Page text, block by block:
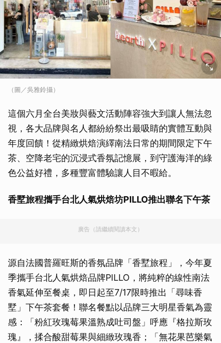
（圖／吳雅鈴攝）
這個六月全台美妝與藝文活動陣容強大到讓人無法忽
視，各大品牌與名人都紛紛祭出最吸睛的實體互動與
年度回饋！從精緻烘焙演繹南法日常的期間限定下午
茶、空降老宅的沉浸式香氛記憶展，到守護海洋的綠
色公益好禮，多種豐富體驗讓人目不暇給。
香墅旅程攜手台北人氣烘焙坊PILLO推出聯名下午茶
廣告（請繼續閱讀本文）
源自法國普羅旺斯的香氛品牌「香墅旅程」，今年夏
季攜手台北人氣烘焙品牌PILLO，將純粹的線性南法
香氣延伸至餐桌，即日起至7/17限時推出「尋味香
墅」下午茶套餐！聯名餐點以品牌三大明星香氣為靈
感：「粉紅玫瑰莓果溫熟成吐司盤」呼應『格拉斯玫
瑰』，揉合酸甜莓果與細緻玫瑰香；「無花果芭樂氣